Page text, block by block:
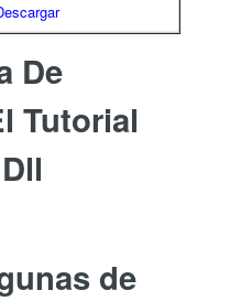
De
Tutorial
de